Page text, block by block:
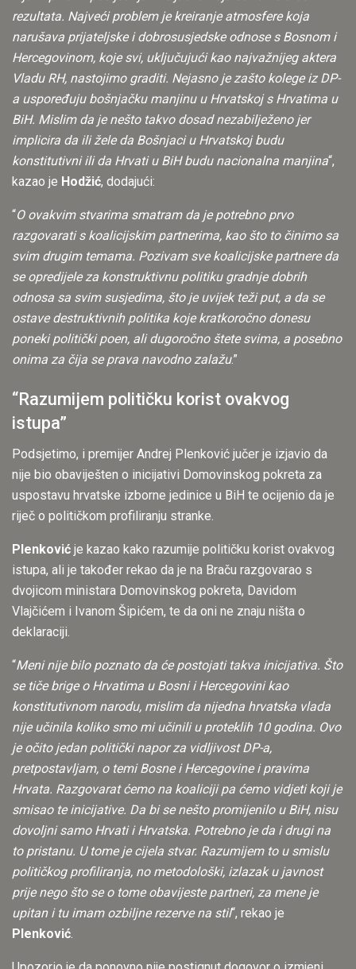
rezultata. Najveći problem je kreiranje atmosfere koja
narušava prijateljske i dobrosusjedske odnose s Bosnom i
Hercegovinom, koje svi, uključujući kao najvažnijeg aktera
Vladu RH, nastojimo graditi. Nejasno je zašto kolege iz DP-
a uspoređuju bošnjačku manjinu u Hrvatskoj s Hrvatima u
BiH. Mislim da je nešto takvo dosad nezabilježeno jer
implicira da ili žele da Bošnjaci u Hrvatskoj budu
konstitutivni ili da Hrvati u BiH budu nacionalna manjina“,
kazao je Hodžić, dodajući:
“O ovakvim stvarima smatram da je potrebno prvo
razgovarati s koalicijskim partnerima, kao što to činimo sa
svim drugim temama. Pozivam sve koalicijske partnere da
se opredijele za konstruktivnu politiku gradnje dobrih
odnosa sa svim susjedima, što je uvijek teži put, a da se
ostave destruktivnih politika koje kratkoročno donesu
poneki politički poen, ali dugoročno štete svima, a posebno
onima za čija se prava navodno zalažu.”
“Razumijem političku korist ovakvog
istupa”
Podsjetimo, i premijer Andrej Plenković jučer je izjavio da
nije bio obaviješten o inicijativi Domovinskog pokreta za
uspostavu hrvatske izborne jedinice u BiH te ocijenio da je
riječ o političkom profiliranju stranke.
Plenković je kazao kako razumije političku korist ovakvog
istupa, ali je također rekao da je na Braču razgovarao s
dvojicom ministara Domovinskog pokreta, Davidom
Vlajčićem i Ivanom Šipićem, te da oni ne znaju ništa o
deklaraciji.
“Meni nije bilo poznato da će postojati takva inicijativa. Što
se tiče brige o Hrvatima u Bosni i Hercegovini kao
konstitutivnom narodu, mislim da nijedna hrvatska vlada
nije učinila koliko smo mi učinili u proteklih 10 godina. Ovo
je očito jedan politički napor za vidljivost DP-a,
pretpostavljam, o temi Bosne i Hercegovine i pravima
Hrvata. Razgovarat ćemo na koaliciji pa ćemo vidjeti koji je
smisao te inicijative. Da bi se nešto promijenilo u BiH, nisu
dovoljni samo Hrvati i Hrvatska. Potrebno je da i drugi na
to pristanu. U tome je cijela stvar. Razumijem to u smislu
političkog profiliranja, no metodološki, izlazak u javnost
prije nego što se o tome obavijeste partneri, za mene je
upitan i tu imam ozbiljne rezerve na stil“, rekao je
Plenković